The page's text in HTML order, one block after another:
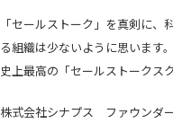
「セールストーク」を真剣に
る組織は少ないように思います
史上最高の「セールストークス
株式会社シナプス ファウンダ